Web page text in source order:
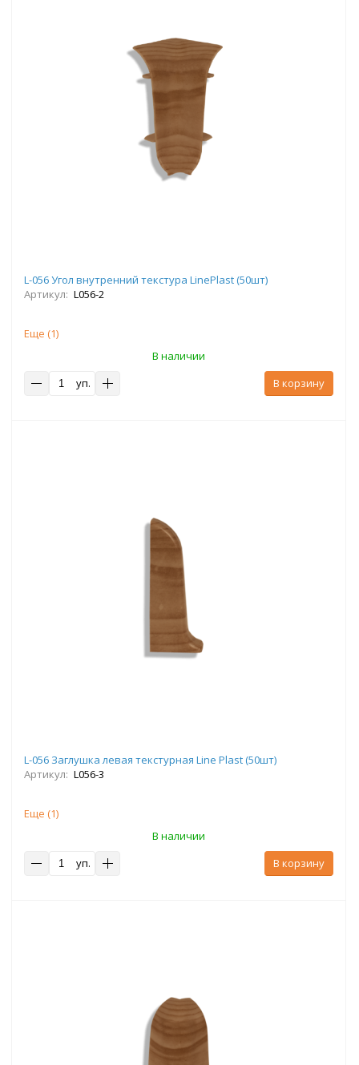
L-056 Угол внутренний текстура LinePlast (50шт)
Артикул: L056-2
Еще (1)
В наличии
уп.
В корзину
L-056 Заглушка левая текстурная Line Plast (50шт)
Артикул: L056-3
Еще (1)
В наличии
уп.
В корзину